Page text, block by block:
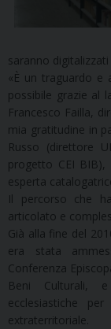
saranno
«È un traguardo e
possibile grazie al
Francesco Failla,
mia gratitudine in
Russo (direttore
progetto CEI BIB),
esperta
Il percorso che
articolato e
Già alla fine del
era stata
Conferenza
Beni Culturali,
ecclesiastiche
extraterritoriale.